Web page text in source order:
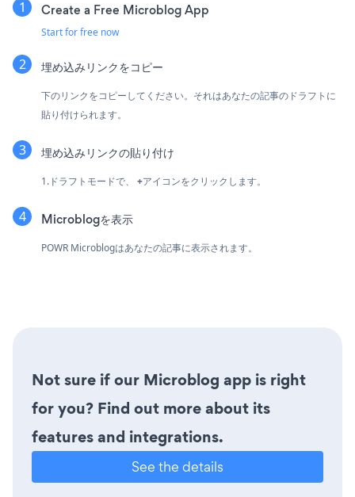
Create a Free Microblog App
Start for free now
埋め込みリンクをコピー
下のリンクをコピーしてください。それはあなたの記事のドラフトに
貼り付けられます。
埋め込みリンクの貼り付け
1.ドラフトモードで、 +アイコンをクリックします。
Microblogを表示
POWR Microblogはあなたの記事に表示されます。
Not sure if our Microblog app is right
for you? Find out more about its
features and integrations.
See the details